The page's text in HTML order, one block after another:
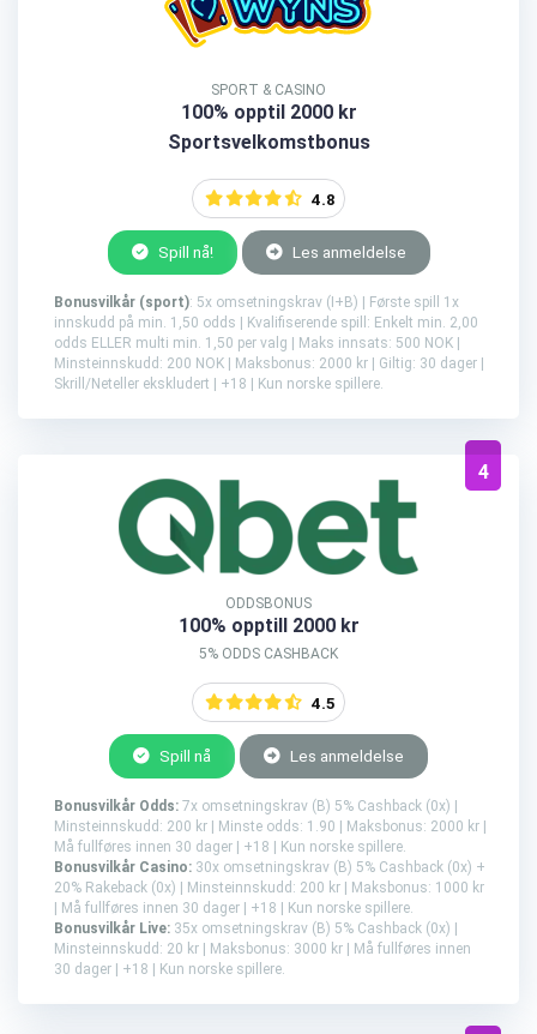
SPORT & CASINO
100% opptil 2000 kr
Sportsvelkomstbonus
4.8
Spill nå! Les anmeldelse
Bonusvilkår (sport): 5x omsetningskrav (I+B) | Første spill 1x
innskudd på min. 1,50 odds | Kvalifiserende spill: Enkelt min. 2,00
odds ELLER multi min. 1,50 per valg | Maks innsats: 500 NOK |
Minsteinnskudd: 200 NOK | Maksbonus: 2000 kr | Giltig: 30 dager |
Skrill/Neteller ekskludert | +18 | Kun norske spillere.
4
ODDSBONUS
100% opptill 2000 kr
5% ODDS CASHBACK
4.5
Spill nå Les anmeldelse
Bonusvilkår Odds: 7x omsetningskrav (B) 5% Cashback (0x) |
Minsteinnskudd: 200 kr | Minste odds: 1.90 | Maksbonus: 2000 kr |
Må fullføres innen 30 dager | +18 | Kun norske spillere.
Bonusvilkår Casino: 30x omsetningskrav (B) 5% Cashback (0x) +
20% Rakeback (0x) | Minsteinnskudd: 200 kr | Maksbonus: 1000 kr
| Må fullføres innen 30 dager | +18 | Kun norske spillere.
Bonusvilkår Live: 35x omsetningskrav (B) 5% Cashback (0x) |
Minsteinnskudd: 20 kr | Maksbonus: 3000 kr | Må fullføres innen
30 dager | +18 | Kun norske spillere.